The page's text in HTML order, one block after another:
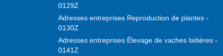
0129Z
Adresses entreprises Reproduction de plantes -
0130Z
Adresses entreprises Élevage de vaches laitières -
0141Z